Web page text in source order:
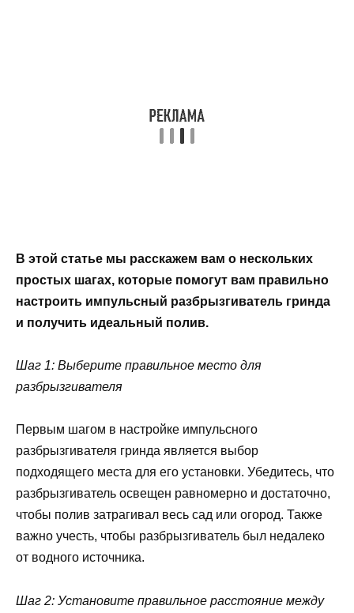
В этой статье мы расскажем вам о нескольких
простых шагах, которые помогут вам правильно
настроить импульсный разбрызгиватель гринда
и получить идеальный полив.
Шаг 1: Выберите правильное место для
разбрызгивателя
Первым шагом в настройке импульсного
разбрызгивателя гринда является выбор
подходящего места для его установки. Убедитесь, что
разбрызгиватель освещен равномерно и достаточно,
чтобы полив затрагивал весь сад или огород. Также
важно учесть, чтобы разбрызгиватель был недалеко
от водного источника.
Шаг 2: Установите правильное расстояние между